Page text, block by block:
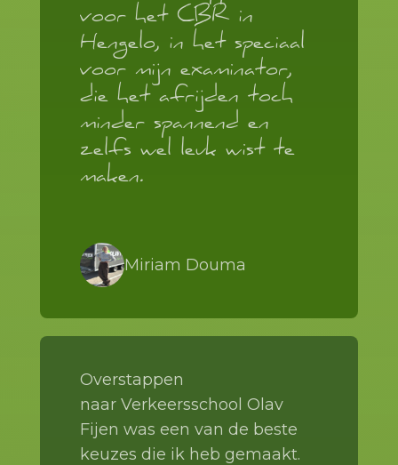
voor het CBR in
Hengelo, in het speciaal
voor mijn examinator,
die het afrijden toch
minder spannend en
zelfs wel leuk wist te
maken.
Miriam Douma
Overstappen
naar Verkeersschool Olav
Fijen was een van de beste
keuzes die ik heb gemaakt.